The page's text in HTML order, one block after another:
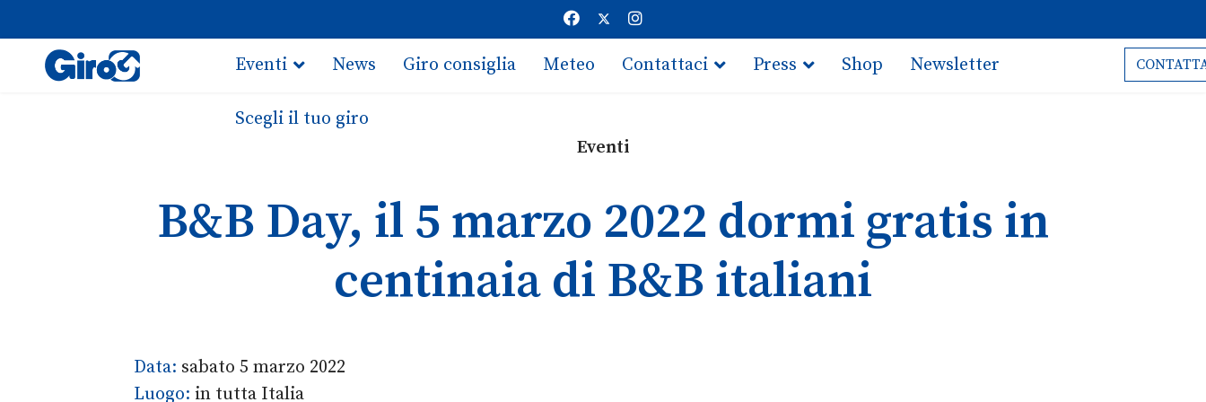
Eventi News Giro consiglia Meteo Contattaci Press Shop Newsletter
Scegli il tuo giro
Eventi
B&B Day, il 5 marzo 2022 dormi gratis in
centinaia di B&B italiani
Data: sabato 5 marzo 2022
Luogo: in tutta Italia